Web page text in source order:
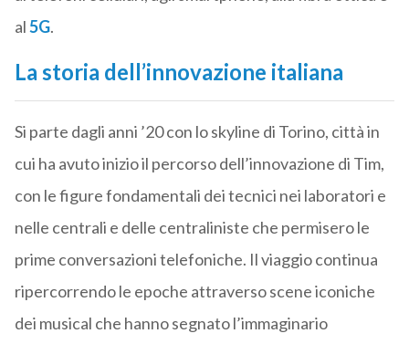
al5G.
La storia dell’innovazione italiana
Si parte dagli anni ’20 con lo skyline di Torino, città in
cui ha avuto inizio il percorso dell’innovazione di Tim,
con le figure fondamentali dei tecnici nei laboratori e
nelle centrali e delle centraliniste che permisero le
prime conversazioni telefoniche. Il viaggio continua
ripercorrendo le epoche attraverso scene iconiche
dei musical che hanno segnato l’immaginario